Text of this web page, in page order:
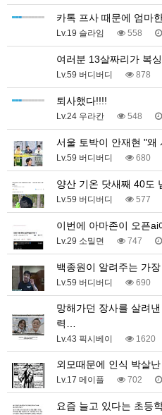
카톡 프사 때문에 엄마
Lv.19 슬라임 558
여러분 13살짜리가 복
Lv.59 버디버디 878
퇴사했다!!!!
Lv.24 우라칸 548
서울 토박이 안재현 "왜
Lv.59 버디버디 680
양산 기온 닷새째 40도
Lv.59 버디버디 577
이번에 아마존이 오픈
Lv.29 소밀면 747
백종원이 알려주는 가
Lv.59 버디버디 690
망해가던 장사를 살려
력…
Lv.43 픽시베이 1620
외모때문에 인식 박살난
Lv.17 메이플 702
요즘 늘고 있다는 초등